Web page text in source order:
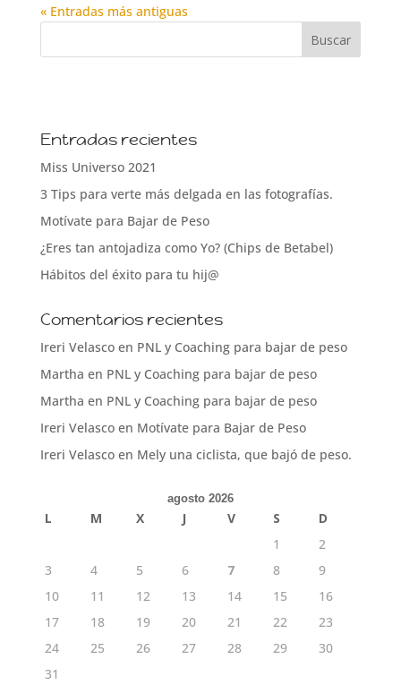
« Entradas más antiguas
Entradas recientes
Miss Universo 2021
3 Tips para verte más delgada en las fotografías.
Motívate para Bajar de Peso
¿Eres tan antojadiza como Yo? (Chips de Betabel)
Hábitos del éxito para tu hij@
Comentarios recientes
Ireri Velascoen PNL y Coaching para bajar de peso
Martha en PNL y Coaching para bajar de peso
Martha en PNL y Coaching para bajar de peso
Ireri Velascoen Motívate para Bajar de Peso
Ireri Velascoen Mely una ciclista, que bajó de peso.
agosto 2026
L M X J V S
D
1
2
3
4 5 6 7 8
9
10
11 12 13 14 15
16
17
18 19 20 21 22
23
24
25 26 27 28 29
30
31